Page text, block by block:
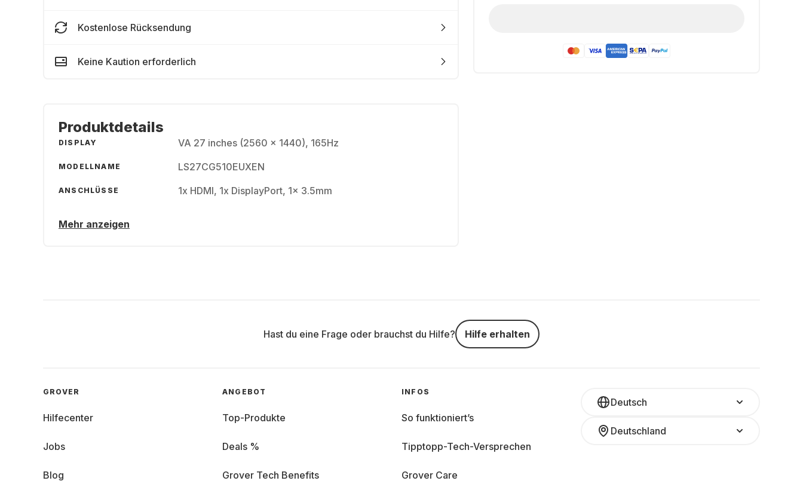
Kostenlose Rücksendung
Keine Kaution erforderlich
Produktdetails
DISPLAY VA 27 inches (2560 x 1440), 165Hz
MODELLNAME LS27CG510EUXEN
ANSCHLÜSSE 1x HDMI, 1x DisplayPort, 1x 3.5mm
Mehr anzeigen
Hast du eine Frage oder brauchst du Hilfe? Hilfe erhalten
Deutsch
Deutschland
GROVER
Hilfecenter
Jobs
Blog
ANGEBOT
Top-Produkte
Deals %
Grover Tech Benefits
INFOS
So funktioniert’s
Tipptopp-Tech-Versprechen
Grover Care